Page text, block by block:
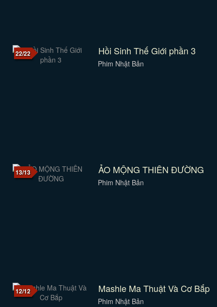
22/22 Hồi Sinh Thế Giới phần 3
Phim Nhật Bản
13/13 ẢO MỘNG THIÊN ĐƯỜNG
Phim Nhật Bản
12/12 Mashle Ma Thuật Và Cơ Bắp
Phim Nhật Bản